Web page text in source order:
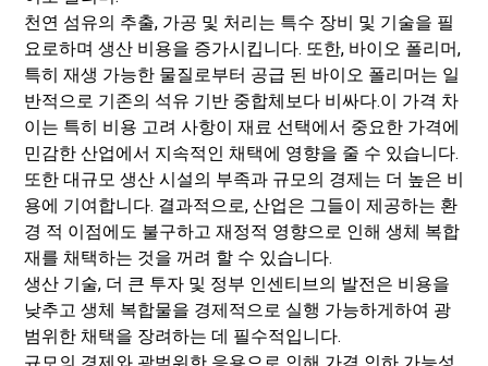
천연 섬유의 추출, 가공 및 처리는 특수 장비 및 기술을 필
요로하며 생산 비용을 증가시킵니다. 또한, 바이오 폴리머,
특히 재생 가능한 물질로부터 공급 된 바이오 폴리머는 일
반적으로 기존의 석유 기반 중합체보다 비싸다.이 가격 차
이는 특히 비용 고려 사항이 재료 선택에서 중요한 가격에
민감한 산업에서 지속적인 채택에 영향을 줄 수 있습니다.
또한 대규모 생산 시설의 부족과 규모의 경제는 더 높은 비
용에 기여합니다. 결과적으로, 산업은 그들이 제공하는 환
경 적 이점에도 불구하고 재정적 영향으로 인해 생체 복합
재를 채택하는 것을 꺼려 할 수 있습니다.
생산 기술, 더 큰 투자 및 정부 인센티브의 발전은 비용을
낮추고 생체 복합물을 경제적으로 실행 가능하게하여 광
범위한 채택을 장려하는 데 필수적입니다.